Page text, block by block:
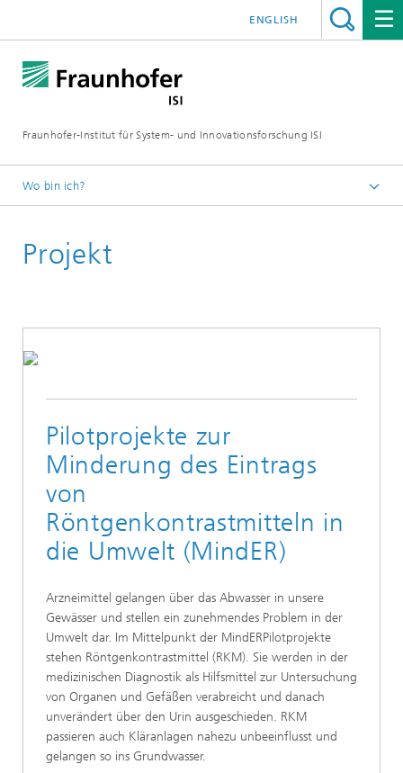
Fraunhofer-Institut für System- und Innovationsforschung ISI
ENGLISH
Wo bin ich?
Abteilungen
Projekt
Pilotprojekte zur
Minderung des Eintrags
von
Röntgenkontrastmitteln in
die Umwelt (MindER)
Arzneimittel gelangen über das Abwasser in unsere
Gewässer und stellen ein zunehmendes Problem in der
Umwelt dar. Im Mittelpunkt der MindERPilotprojekte
stehen Röntgenkontrastmittel (RKM). Sie werden in der
medizinischen Diagnostik als Hilfsmittel zur Untersuchung
von Organen und Gefäßen verabreicht und danach
unverändert über den Urin ausgeschieden. RKM
passieren auch Kläranlagen nahezu unbeeinflusst und
gelangen so ins Grundwasser.